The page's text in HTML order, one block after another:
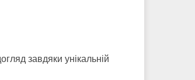
завдяки унікальній